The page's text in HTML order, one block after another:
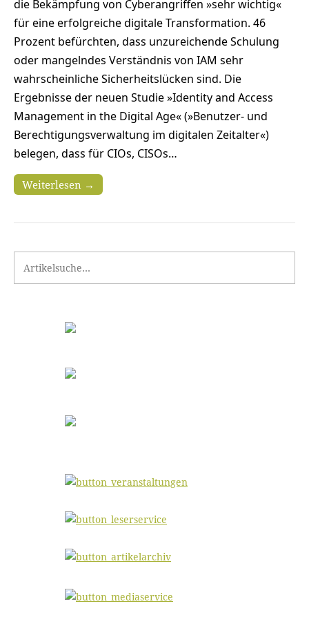
die Bekämpfung von Cyberangriffen »sehr wichtig«
für eine erfolgreiche digitale Transformation. 46
Prozent befürchten, dass unzureichende Schulung
oder mangelndes Verständnis von IAM sehr
wahrscheinliche Sicherheitslücken sind. Die
Ergebnisse der neuen Studie »Identity and Access
Management in the Digital Age« (»Benutzer- und
Berechtigungsverwaltung im digitalen Zeitalter«)
belegen, dass für CIOs, CISOs…
Weiterlesen →